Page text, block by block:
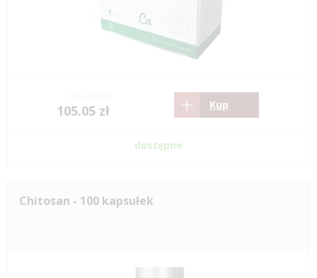
105.05 zł Kup
dostępne
Chitosan - 100 kapsułek